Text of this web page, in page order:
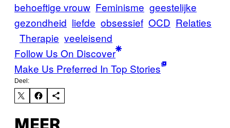
behoeftige vrouw Feminisme geestelijke
gezondheid liefde obsessief OCD Relaties
Therapie veeleisend
Follow Us On Discover
Make Us Preferred In Top Stories
Deel: